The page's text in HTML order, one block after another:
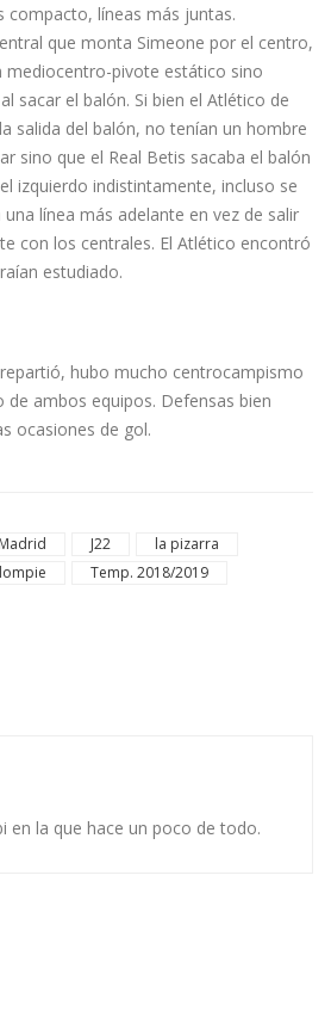
compacto, lí­neas más juntas.
que monta Simeone por el centro,
mediocentro-pivote estático sino
sacar el balón. Si bien el Atlético de
salida del balón, no tení­an un hombre
sino que el Real Betis sacaba el balón
izquierdo indistintamente, incluso se
lí­nea más adelante en vez de salir
con los centrales. El Atlético encontró
estudiado.
hubo mucho centrocampismo
ambos equipos. Defensas bien
ocasiones de gol.
J22
la pizarra
Temp. 2018/2019
en la que hace un poco de todo.